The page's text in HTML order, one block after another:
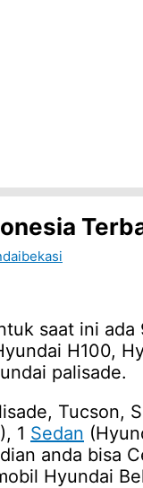
saat ini ada
H100,
palisade.
Tucson,
1 Sedan
anda bisa
Hyundai